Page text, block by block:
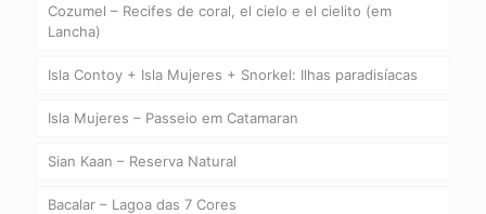
Cozumel – Recifes de coral, el cielo e el cielito (em
Lancha)
Isla Contoy + Isla Mujeres + Snorkel: Ilhas paradisíacas
Isla Mujeres – Passeio em Catamaran
Sian Kaan – Reserva Natural
Bacalar – Lagoa das 7 Cores